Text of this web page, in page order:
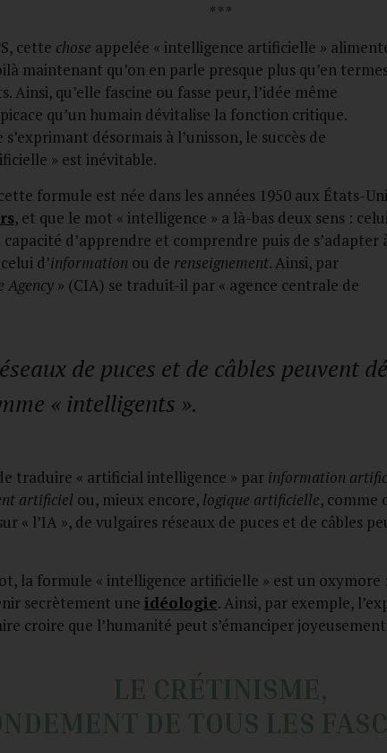
* * *
cette chose appelée « intelligence artificielle »
maintenant qu’on en parle presque plus qu’en
Ainsi, qu’elle fascine ou fasse peur, l’idée même
qu’un humain dévitalise la fonction critique.
désormais à l’unisson, le succès de
» est inévitable.
formule est née dans les années 1950 aux États-
, et que le mot « intelligence » a là-bas deux sens :
d’apprendre et comprendre puis de s’adapter
d’information ou de renseignement. Ainsi, par
Agency» (CIA) se traduit-il par « agence centrale de
de puces et de câbles peuvent
« intelligents ».
traduire « artificial intelligence » par information
artificiel ou, mieux encore, logique artificielle, comme
« l’IA », de vulgaires réseaux de puces et de câbles
la formule « intelligence artificielle » est un oxymore
secrètement une idéologie. Ainsi, par exemple,
croire que l’humanité peut s’émanciper
LE CRÉTINISME,
DE TOUS LES